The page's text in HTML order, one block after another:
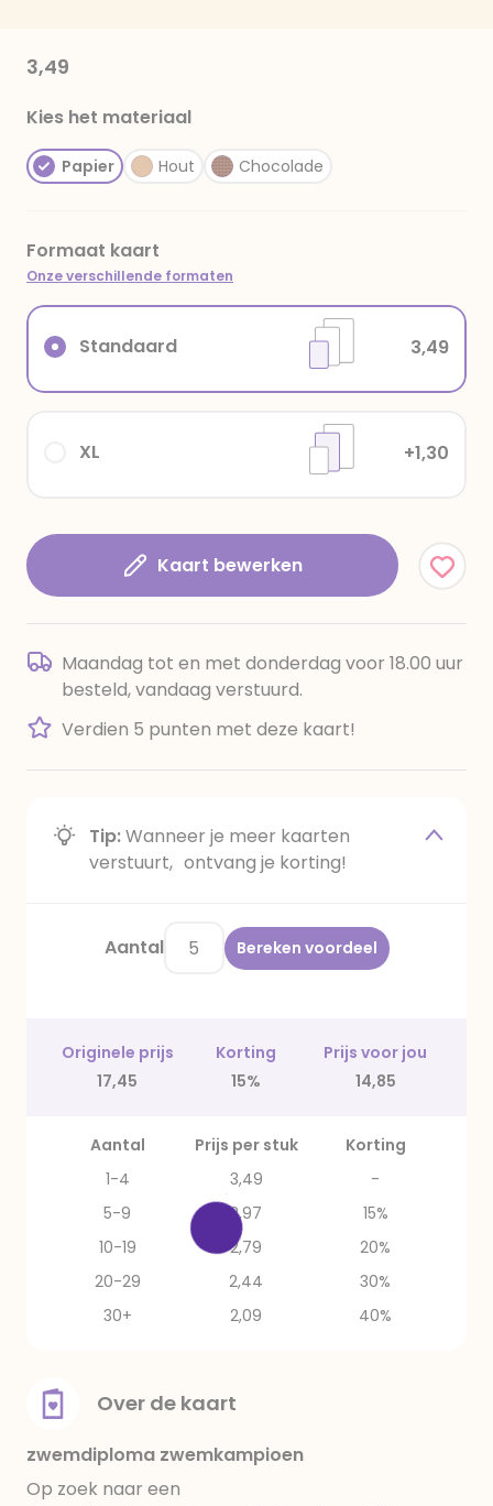
3,49
Kies het materiaal
Papier Hout Chocolade
Formaat kaart
Onze verschillende formaten
XL +1,30
Standaard 3,49
Kaart bewerken
Maandag tot en met donderdag voor 18.00 uur
besteld, vandaag verstuurd.
Verdien 5 punten met deze kaart!
Tip:Wanneer je meer kaarten
verstuurt, ontvang je korting!
Aantal Bereken voordeel
Originele prijs Korting
Prijs voor jou
17,45
15% 14,85
Aantal Prijs per stuk
Korting
1-4
3,49
-
5-9
2,97
15%
10-19
2,79
20%
20-29
2,44
30%
30+
2,09 40%
Over de kaart
zwemdiploma zwemkampioen
Op zoek naar een